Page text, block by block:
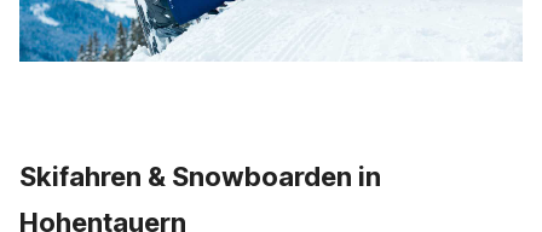
Skifahren & Snowboarden in
Hohentauern